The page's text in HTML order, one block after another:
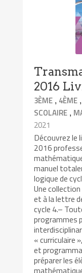
2016
3ÈME , 4ÈME
SCOLAIRE ,
2021
Découvrez le
2016
manuel
logique de
Une
et à la lettre
cycle 4.–
programmes
« curriculaire
et
préparer les